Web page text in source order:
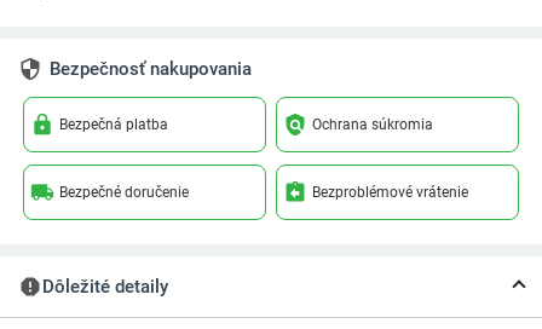
security Bezpečnosť nakupovania
lock Bezpečná platba policy Ochrana súkromia
local_shipping Bezpečné doručenie assignment_return Bezproblémové vrátenie
reportDôležité detaily